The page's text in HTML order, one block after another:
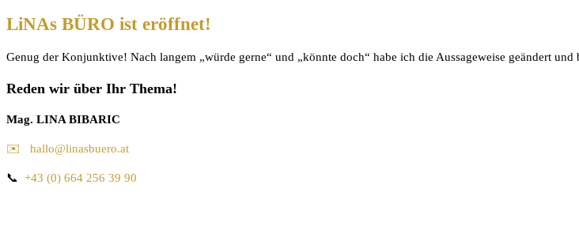
LiNAs BÜRO ist eröffnet!
Genug der Konjunktive! Nach langem „würde gerne“ und „könnte doch“ habe ich die Aussageweise geändert
Reden wir über Ihr Thema!
Mag. LINA BIBARIC
✉️ hallo@linasbuero.at
📞 +43 (0) 664 256 39 90